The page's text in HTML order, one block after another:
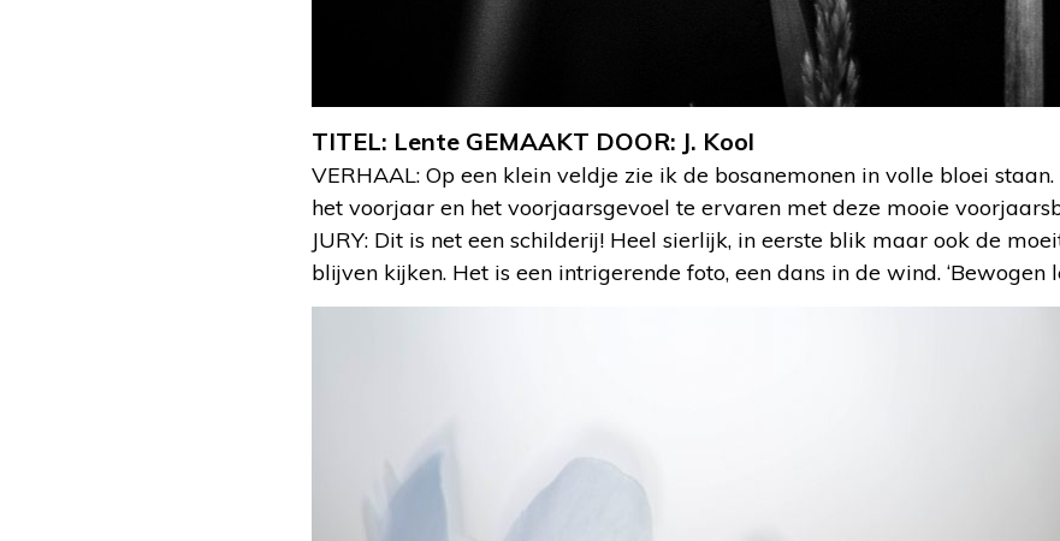
TITEL: Lente GEMAAKT DOOR: J. Kool
VERHAAL: Op een klein veldje zie ik de bosanemonen in volle bloei
het voorjaar en het voorjaarsgevoel te ervaren met deze mooie
JURY: Dit is net een schilderij! Heel sierlijk, in eerste blik maar ook de
blijven kijken. Het is een intrigerende foto, een dans in de wind. ‘Bewogen